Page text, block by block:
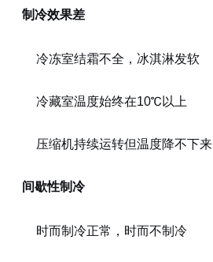
制冷效果差
冷冻室结霜不全，冰淇淋发软
冷藏室温度始终在10℃以上
压缩机持续运转但温度降不下来
间歇性制冷
时而制冷正常，时而不制冷